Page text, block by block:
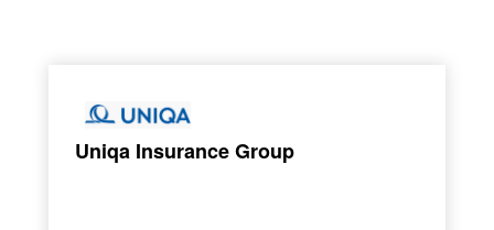
Uniqa Insurance Group